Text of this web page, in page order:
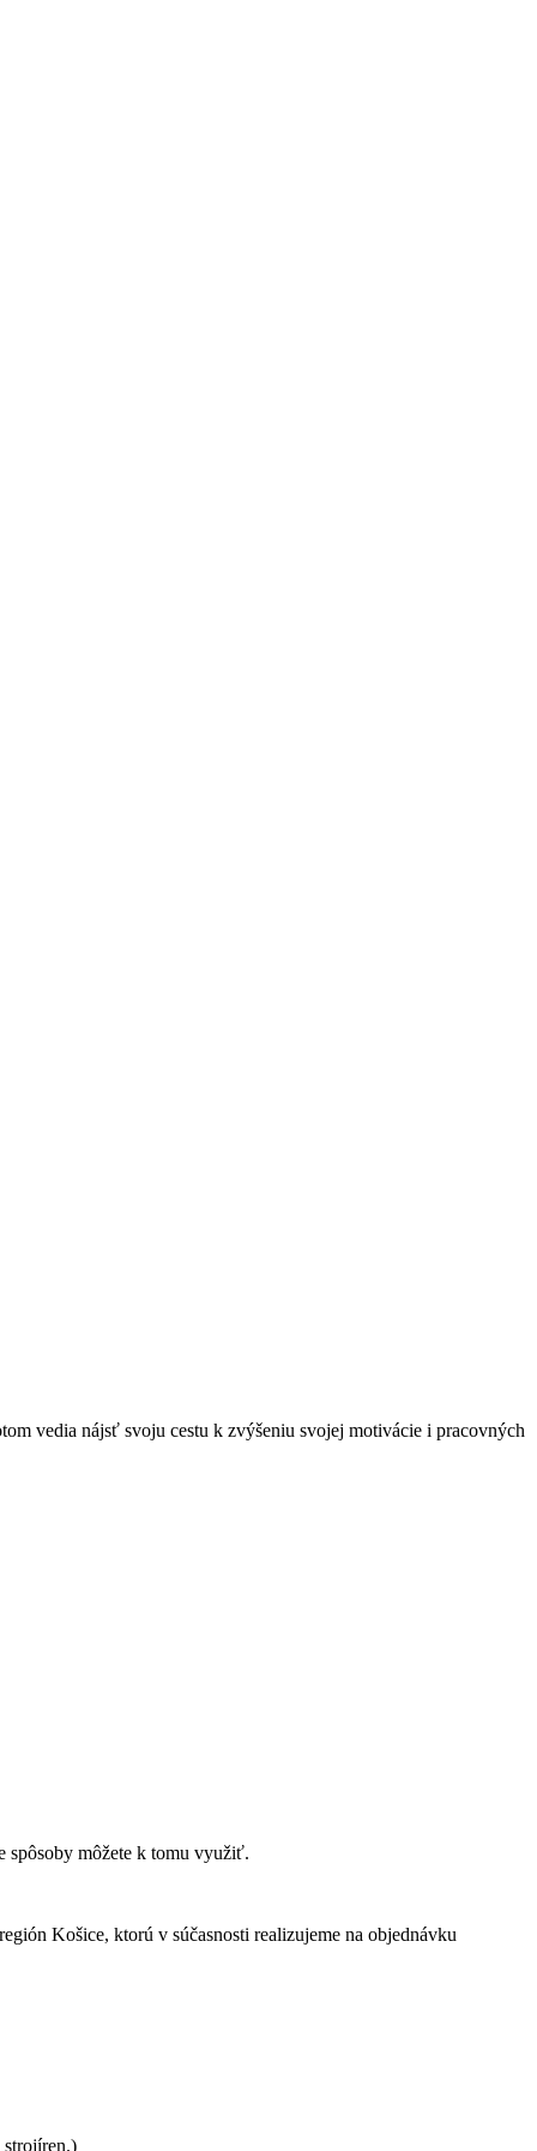
vedia nájsť svoju cestu k zvýšeniu svojej motivácie i pracovných
spôsoby môžete k tomu využiť.
Košice, ktorú v súčasnosti realizujeme na objednávku